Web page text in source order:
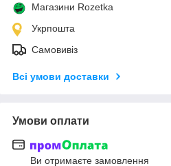
Магазини Rozetka
Укрпошта
Самовивіз
Всі умови доставки
Умови оплати
Ви отримаєте замовлення